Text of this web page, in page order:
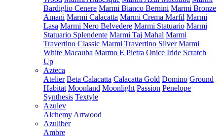
Bardiglio Cenere Marmi Bianco Bernini Marmi Bronze
Amani Marmi Calacatta Marmi Crema Marfil Marmi
Lasa Marmi Nero Belvedere Marmi Statuario Marmi
Statuario Splendente Marmi Taj Mahal Marmi
Travertino Classic Marmi Travertino Silver Marmi
White Macauba Marmo E Pietra Onice Iride Scratch
Up
Azteca
Atelier Beta Calacatta Calacatta Gold Domino Ground
Habitat Moonland Moonlight Passion Penelope
Synthesis Textyle
Azulev
Alchemy Artwood
Azuliber
Ambre